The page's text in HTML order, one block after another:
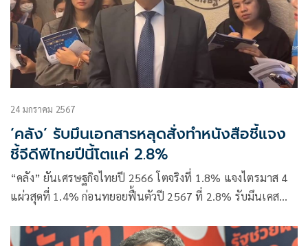
24 มกราคม 2567
‘คลัง’ รับมึนเอกสารหลุดสั่งทำหนังสือชี้แจง
ชี้จีดีพีไทยปีนี้โตแค่ 2.8%
“คลัง” ยันเศรษฐกิจไทยปี 2566 โตจริงที่ 1.8% แจงไตรมาส 4
แผ่วสุดที่ 1.4% ก่อนทยอยฟื้นตัวปี 2567 ที่ 2.8% รับมึนเคส
หนังสือชี้แจงข้อเท็จจริง